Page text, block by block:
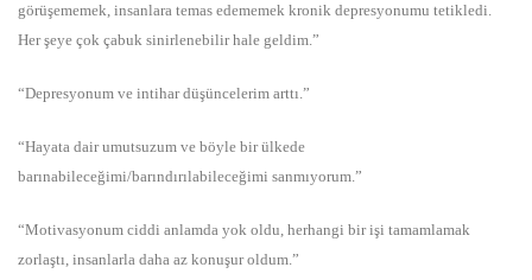
görüşememek, insanlara temas edememek kronik depresyonumu tetikledi.
Her şeye çok çabuk sinirlenebilir hale geldim.”
“Depresyonum ve intihar düşüncelerim arttı.”
“Hayata dair umutsuzum ve böyle bir ülkede
barınabileceğimi/barındırılabileceğimi sanmıyorum.”
“Motivasyonum ciddi anlamda yok oldu, herhangi bir işi tamamlamak
zorlaştı, insanlarla daha az konuşur oldum.”